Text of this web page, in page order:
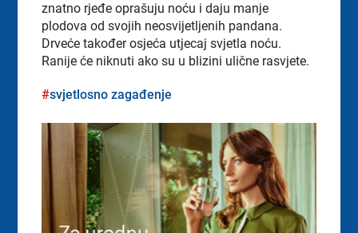
znatno rjeđe oprašuju noću i daju manje
plodova od svojih neosvijetljenih pandana.
Drveće također osjeća utjecaj svjetla noću.
Ranije će niknuti ako su u blizini ulične rasvjete.
svjetlosno zagađenje